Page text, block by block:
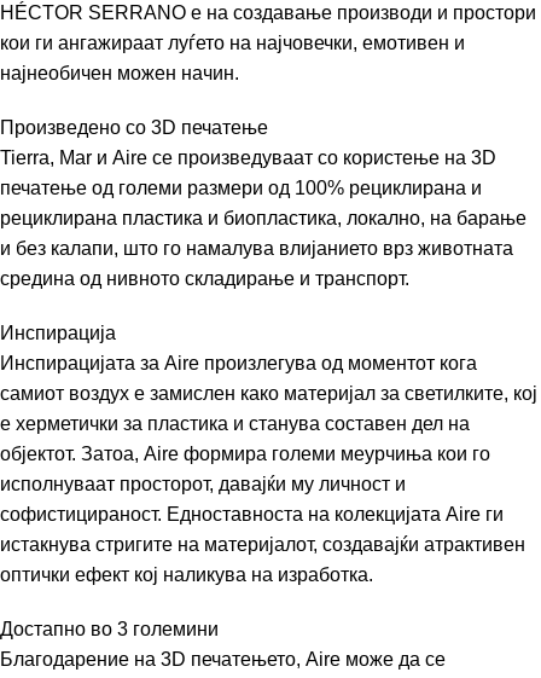
HÉCTOR SERRANO е на создавање производи и простори
кои ги ангажираат луѓето на најчовечки, емотивен и
најнеобичен можен начин.
Произведено со 3D печатење
Tierra, Mar и Aire се произведуваат со користење на 3D
печатење од големи размери од 100% рециклирана и
рециклирана пластика и биопластика, локално, на барање
и без калапи, што го намалува влијанието врз животната
средина од нивното складирање и транспорт.
Инспирација
Инспирацијата за Aire произлегува од моментот кога
самиот воздух е замислен како материјал за светилките, кој
е херметички за пластика и станува составен дел на
објектот. Затоа, Aire формира големи меурчиња кои го
исполнуваат просторот, давајќи му личност и
софистицираност. Едноставноста на колекцијата Aire ги
истакнува стригите на материјалот, создавајќи атрактивен
оптички ефект кој наликува на изработка.
Достапно во 3 големини
Благодарение на 3D печатењето, Aire може да се